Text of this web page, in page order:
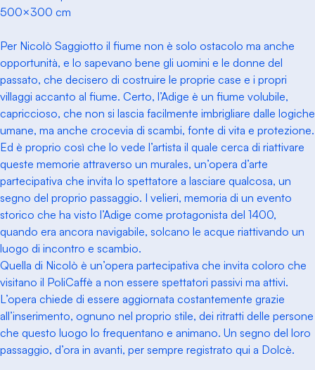
500×300 cm
Per Nicolò Saggiotto il fiume non è solo ostacolo ma anche
opportunità, e lo sapevano bene gli uomini e le donne del
passato, che decisero di costruire le proprie case e i propri
villaggi accanto al fiume. Certo, l’Adige è un fiume volubile,
capriccioso, che non si lascia facilmente imbrigliare dalle logiche
umane, ma anche crocevia di scambi, fonte di vita e protezione.
Ed è proprio così che lo vede l’artista il quale cerca di riattivare
queste memorie attraverso un murales, un’opera d’arte
partecipativa che invita lo spettatore a lasciare qualcosa, un
segno del proprio passaggio. I velieri, memoria di un evento
storico che ha visto l’Adige come protagonista del 1400,
quando era ancora navigabile, solcano le acque riattivando un
luogo di incontro e scambio.
Quella di Nicolò è un’opera partecipativa che invita coloro che
visitano il PoliCaffè a non essere spettatori passivi ma attivi.
L’opera chiede di essere aggiornata costantemente grazie
all’inserimento, ognuno nel proprio stile, dei ritratti delle persone
che questo luogo lo frequentano e animano. Un segno del loro
passaggio, d’ora in avanti, per sempre registrato qui a Dolcè.